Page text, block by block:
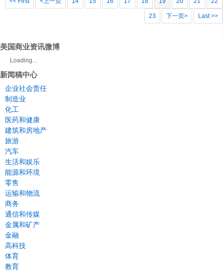
23 下一页> Last >>
美国商业资讯微博
Loading...
新闻稿中心
企业社会责任
制造业
化工
医药和健康
建筑和房地产
旅游
汽车
生活和娱乐
能源和环境
零售
运输和物流
商务
通信和传媒
金属和矿产
金融
高科技
体育
教育